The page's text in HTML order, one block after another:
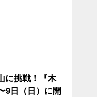
に挑戦！『木
9日（日）に開